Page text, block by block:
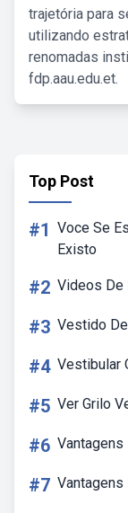
trajetória para
utilizando
renomadas
fdp.aau.edu.et.
Top Post
#1 Voce Se
Existo
#2 Videos De
#3 Vestido
#4 Vestibular
#5 Ver Grilo
#6 Vantagens
#7 Vantagens